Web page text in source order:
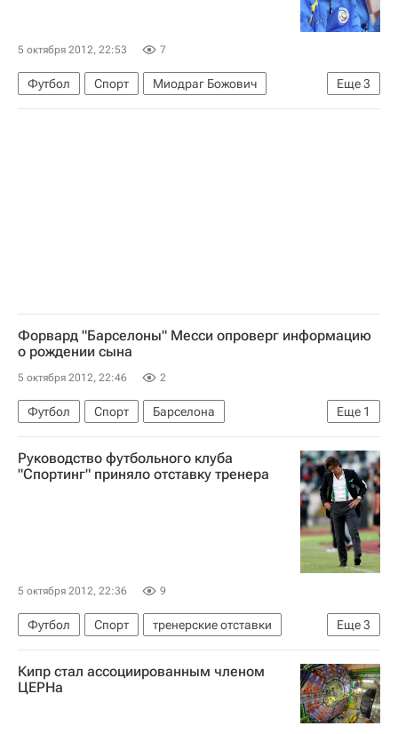
5 октября 2012, 22:53 7
Еще3
Футбол Спорт
Миодраг Божович
РПЛ 2026-2027 (Чемпионат России по футболу)
Форвард "Барселоны" Месси опроверг информацию
о рождении сына
5 октября 2012, 22:46 2
Еще 1
Футбол Спорт
Барселона
Лионель Месси
Руководство футбольного клуба
"Спортинг" приняло отставку тренера
5 октября 2012, 22:36 9
Еще3
Футбол Спорт
тренерские отставки
Рикарду Са Пинту
Чемпионат Португалии
Спортинг (Лиссабон)
Кипр стал ассоциированным членом
ЦЕРНа